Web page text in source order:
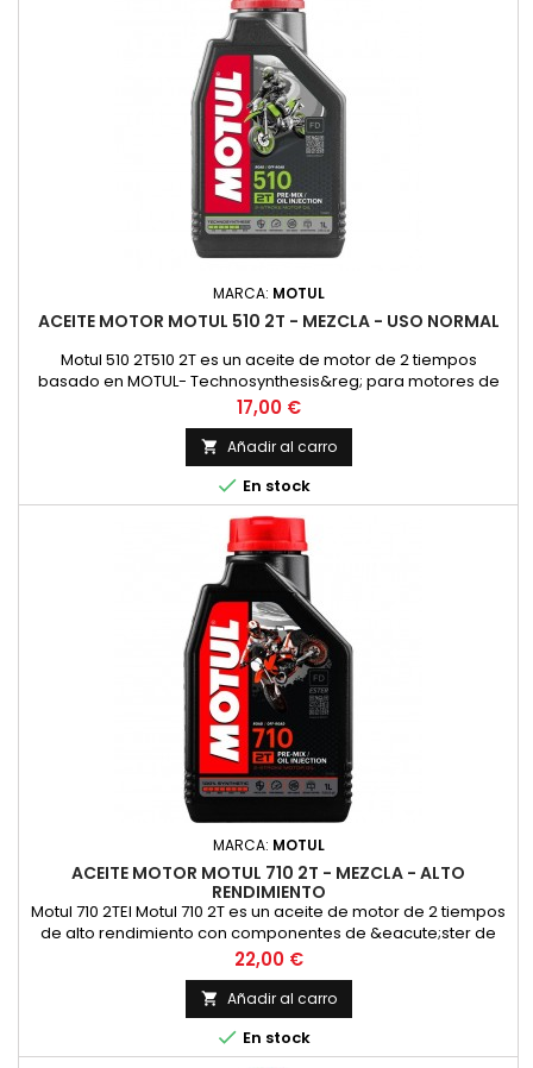
MARCA: MOTUL
ACEITE MOTOR MOTUL 510 2T - MEZCLA - USO NORMAL
Motul 510 2T510 2T es un aceite de motor de 2 tiempos
basado en MOTUL- Technosynthesis&reg; para motores de
moto modernos de 2T para esfuerzos normales en el uso
diario en todos los motores de 2 tiempos con
inyecci&oacute;n o carburador. Adecuado para la
lubricaci&oacute;n mixta y separada. Compatible con los
modernos sistemas de postratamiento de gases...
Precio
17,00 €
 Añadir al carro
 En stock
MARCA: MOTUL
ACEITE MOTOR MOTUL 710 2T - MEZCLA - ALTO
RENDIMIENTO
Motul 710 2TEl Motul 710 2T es un aceite de motor de 2 tiempos
de alto rendimiento con componentes de &eacute;ster de
alta calidad para las m&aacute;s altas exigencias en las
carreras y en la carretera en todos los motores de 2 tiempos
con inyecci&oacute;n o carburador. Adecuado para la
lubricaci&oacute;n mixta y separada. Compatible con los
modernos...
Precio
22,00 €
 Añadir al carro
 En stock